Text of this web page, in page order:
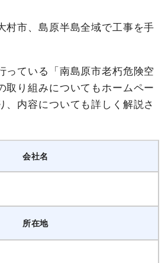
村市、島原半島全域で工事を手
っている「南島原市老朽危険空
取り組みについてもホームペー
、内容についても詳しく解説さ
会社名
所在地